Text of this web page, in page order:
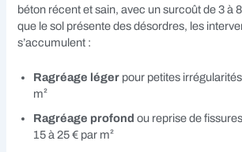
béton récent et sain, avec un surcoût de 3 à
que le sol présente des désordres, les
s’accumulent :
Ragréage léger pour petites
m²
Ragréage profond ou reprise de
15 à 25 € par m²